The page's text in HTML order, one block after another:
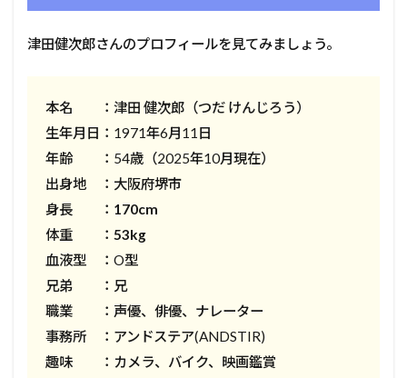
津田健次郎さんのプロフィールを見てみましょう。
本名 ：津田 健次郎（つだ けんじろう）
生年月日：1971年6月11日
年齢 ：54歳（2025年10月現在）
出身地 ：大阪府堺市
身長 ： 170cm
体重 ： 53kg
血液型 ：O型
兄弟 ：兄
職業 ：声優、俳優、ナレーター
事務所 ：アンドステア(ANDSTIR)
趣味 ：カメラ、バイク、映画鑑賞